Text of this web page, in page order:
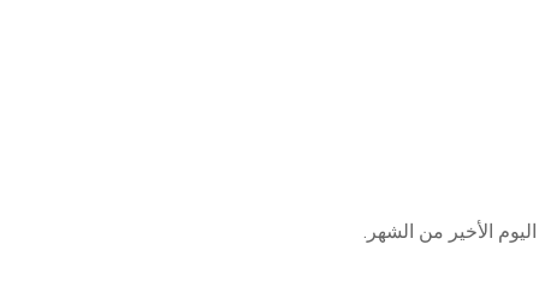
الأخير من الشهر.